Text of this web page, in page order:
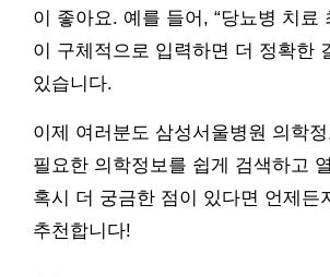
이 좋아요. 예를 들어, “당뇨병 치료
이 구체적으로 입력하면 더 정확한
있습니다.
이제 여러분도 삼성서울병원 의학
필요한 의학정보를 쉽게 검색하고
혹시 더 궁금한 점이 있다면 언제든
추천합니다!